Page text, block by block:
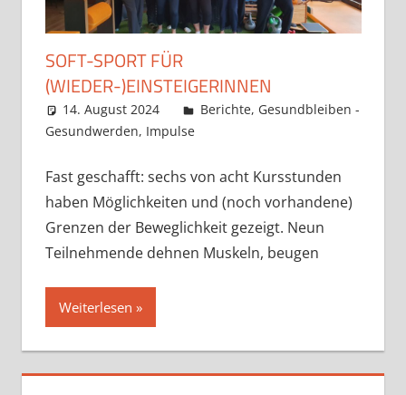
SOFT-SPORT FÜR
(WIEDER-)EINSTEIGERINNEN
14. August 2024 Claudia Ollenhauer
Berichte, Gesundbleiben -
Gesundwerden, Impulse
Fast geschafft: sechs von acht Kursstunden
haben Möglichkeiten und (noch vorhandene)
Grenzen der Beweglichkeit gezeigt. Neun
Teilnehmende dehnen Muskeln, beugen
Weiterlesen